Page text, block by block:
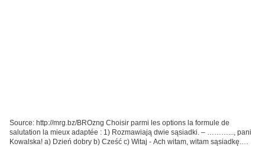
Source: http://mrg.bz/BROzng Choisir parmi les options la formule de
salutation la mieux adaptée : 1) Rozmawiają dwie sąsiadki. – ………..., pani
Kowalska! a) Dzień dobry b) Cześć c) Witaj - Ach witam, witam sąsiadkę.